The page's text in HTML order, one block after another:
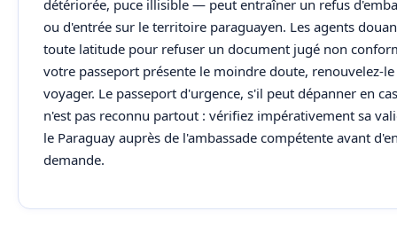
détériorée, puce illisible — peut entraîner un refus
ou d'entrée sur le territoire paraguayen. Les agents
toute latitude pour refuser un document jugé non
votre passeport présente le moindre doute, renouvelez-
voyager. Le passeport d'urgence, s'il peut dépanner en
n'est pas reconnu partout : vérifiez impérativement sa
le Paraguay auprès de l'ambassade compétente avant
demande.